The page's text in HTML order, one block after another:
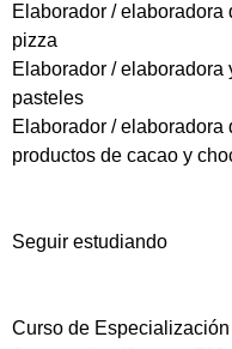
Elaborador /
pizza
Elaborador / elaboradora
pasteles
Elaborador /
productos de cacao y
Seguir estudiando
Curso de